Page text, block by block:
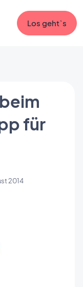
Los geht`s
für
2014